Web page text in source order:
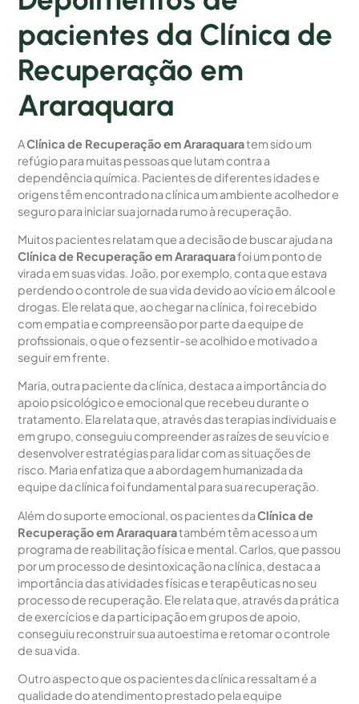
pacientes da Clínica de
Recuperação em
Araraquara
AClínica de Recuperação em Araraquaratem sido um
refúgio para muitas pessoas que lutam contra a
dependência química. Pacientes de diferentes idades e
origens têm encontrado na clínica um ambiente acolhedor e
seguro para iniciar sua jornada rumo à recuperação.
Muitos pacientes relatam que a decisão de buscar ajuda na
Clínica de Recuperação em Araraquarafoi um ponto de
virada em suas vidas. João, por exemplo, conta que estava
perdendo o controle de sua vida devido ao vício em álcool e
drogas. Ele relata que, ao chegar na clínica, foi recebido
com empatia e compreensão por parte da equipe de
profissionais, o que o fez sentir-se acolhido e motivado a
seguir em frente.
Maria, outra paciente da clínica, destaca a importância do
apoio psicológico e emocional que recebeu durante o
tratamento. Ela relata que, através das terapias individuais e
em grupo, conseguiu compreender as raízes de seu vício e
desenvolver estratégias para lidar com as situações de
risco. Maria enfatiza que a abordagem humanizada da
equipe da clínica foi fundamental para sua recuperação.
Além do suporte emocional, os pacientes daClínica de
Recuperação em Araraquaratambém têm acesso a um
programa de reabilitação física e mental. Carlos, que passou
por um processo de desintoxicação na clínica, destaca a
importância das atividades físicas e terapêuticas no seu
processo de recuperação. Ele relata que, através da prática
de exercícios e da participação em grupos de apoio,
conseguiu reconstruir sua autoestima e retomar o controle
de sua vida.
Outro aspecto que os pacientes da clínica ressaltam é a
qualidade do atendimento prestado pela equipe